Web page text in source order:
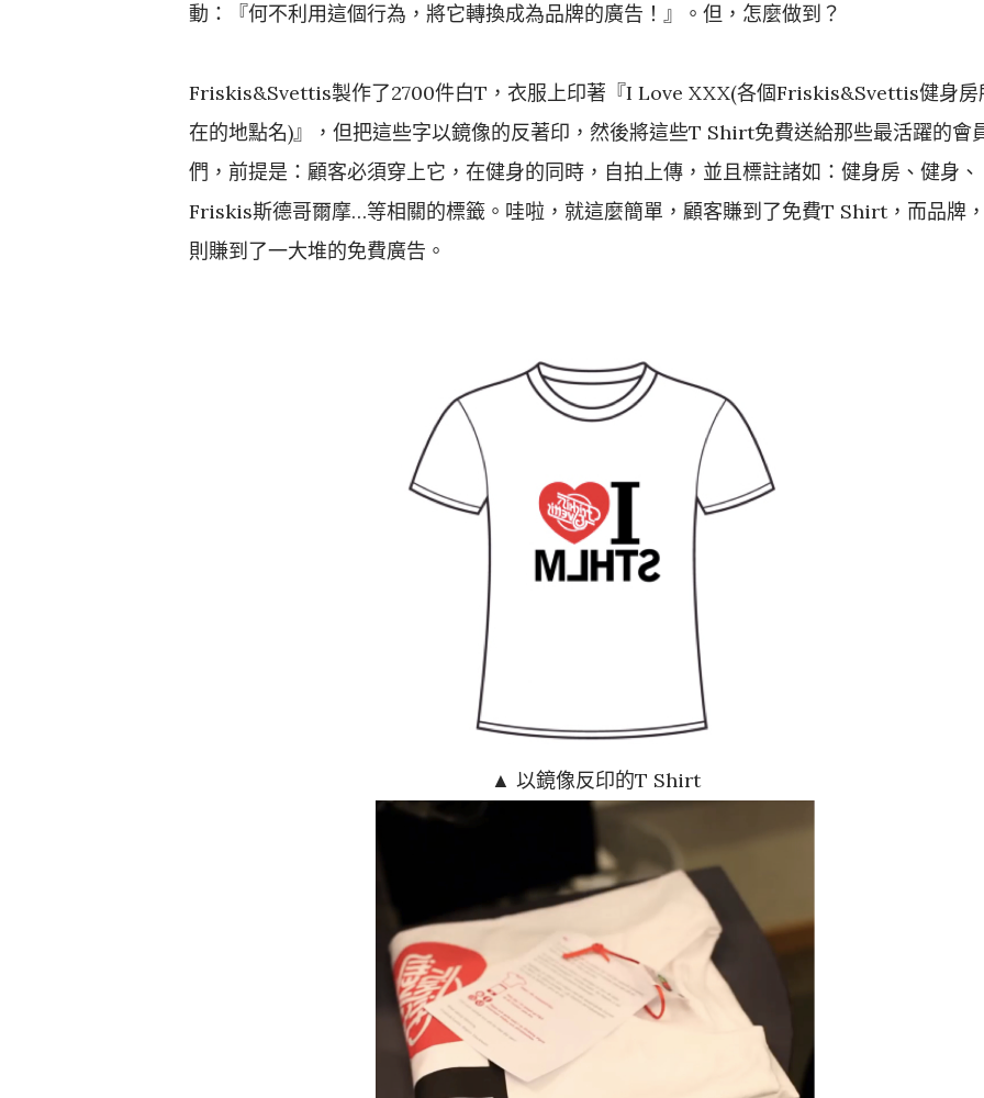
動：『何不利用這個行為，將它轉換成為品牌的廣告！』。但，怎麼做到？
Friskis&Svettis製作了2700件白T，衣服上印著『I Love XXX(各個Friskis&Svettis健身房
在的地點名)』，但把這些字以鏡像的反著印，然後將這些T Shirt免費送給那些最活躍的會
們，前提是：顧客必須穿上它，在健身的同時，自拍上傳，並且標註諸如：健身房、健身、
Friskis斯德哥爾摩…等相關的標籤。哇啦，就這麼簡單，顧客賺到了免費T Shirt，而品牌
則賺到了一大堆的免費廣告。
▲ 以鏡像反印的T Shirt